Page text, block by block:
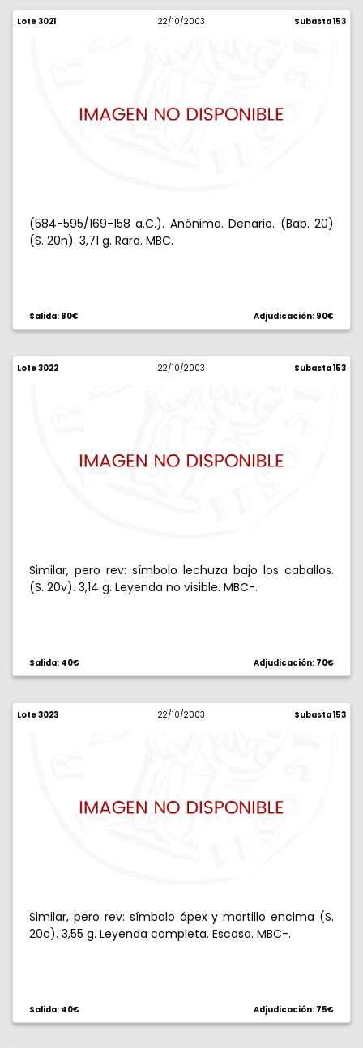
Lote 3021 22/10/2003 Subasta 153
(584-595/169-158 a.C.). Anónima. Denario. (Bab. 20)
(S. 20n). 3,71 g. Rara. MBC.
Salida: 80€ Adjudicación: 90€
Lote 3022 22/10/2003 Subasta 153
Similar, pero rev: símbolo lechuza bajo los caballos.
(S. 20v). 3,14 g. Leyenda no visible. MBC-.
Salida: 40€ Adjudicación: 70€
Lote 3023 22/10/2003 Subasta 153
Similar, pero rev: símbolo ápex y martillo encima (S.
20c). 3,55 g. Leyenda completa. Escasa. MBC-.
Salida: 40€ Adjudicación: 75€